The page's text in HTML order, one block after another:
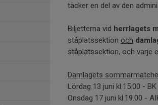
täcker en del av den
Biljetterna vid herrlagets
ståplatssektion och
ståplatssektion, och varje
Damlagets
Lördag 13 juni kl.15.00 -
Onsdag 17 juni kl.19.00 -